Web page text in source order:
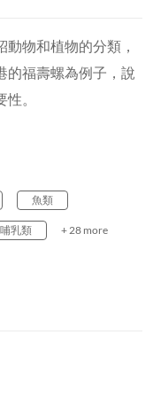
物和植物的分類，
的福壽螺為例子，說
。
魚類
哺乳類 + 28 more